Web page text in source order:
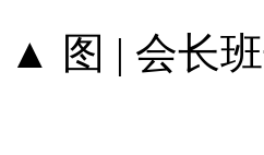
▲ 图 | 会长